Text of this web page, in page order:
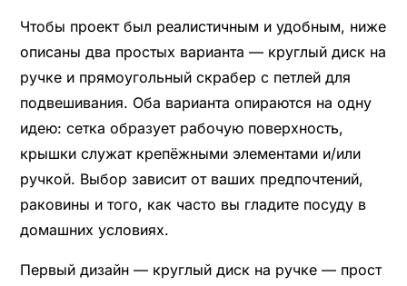
Чтобы проект был реалистичным и удобным, ниже
описаны два простых варианта — круглый диск на
ручке и прямоугольный скрабер с петлей для
подвешивания. Оба варианта опираются на одну
идею: сетка образует рабочую поверхность,
крышки служат крепёжными элементами и/или
ручкой. Выбор зависит от ваших предпочтений,
раковины и того, как часто вы гладите посуду в
домашних условиях.
Первый дизайн — круглый диск на ручке — прост